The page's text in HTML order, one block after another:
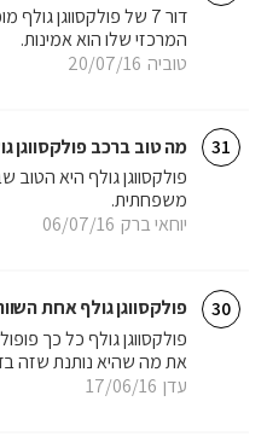
טוביה 20/07/16
דור 7 של פולקסווגן
המרכזי שלו הוא אמינות.
31 מה טוב ברכב פולקסווגן
יוחאי ברק 06/07/16
פולקסווגן גולף היא הטוב
משפחתית.
30 פולקסווגן גולף אחת
עדן 17/06/16
פולקסווגן גולף כל כך
את מה שהיא נותנת שזה